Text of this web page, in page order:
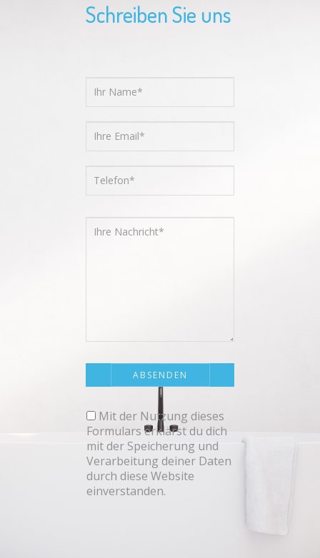
Schreiben Sie uns
Mit der Nutzung dieses
Formulars erklärst du dich
mit der Speicherung und
Verarbeitung deiner Daten
durch diese Website
einverstanden.